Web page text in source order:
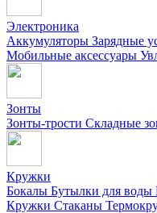
Электроника
Аккумуляторы Зарядные
Мобильные аксессуары
Зонты
Зонты-трости Складные
Кружки
Бокалы Бутылки для воды
Кружки Стаканы